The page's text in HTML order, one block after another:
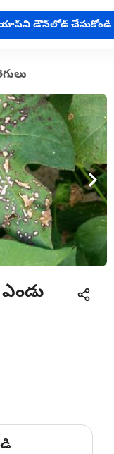
యాప్‌ని డౌన్‌లోడ్ చేసుకోండి